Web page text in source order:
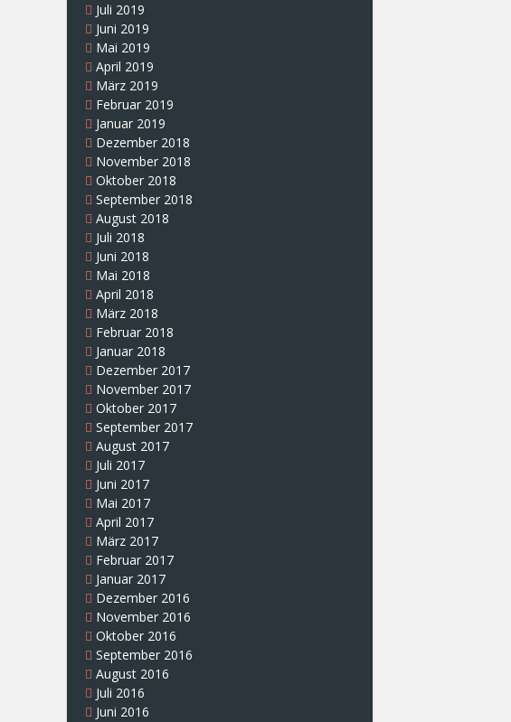
Juli 2019
Juni 2019
Mai 2019
April 2019
März 2019
Februar 2019
Januar 2019
Dezember 2018
November 2018
Oktober 2018
September 2018
August 2018
Juli 2018
Juni 2018
Mai 2018
April 2018
März 2018
Februar 2018
Januar 2018
Dezember 2017
November 2017
Oktober 2017
September 2017
August 2017
Juli 2017
Juni 2017
Mai 2017
April 2017
März 2017
Februar 2017
Januar 2017
Dezember 2016
November 2016
Oktober 2016
September 2016
August 2016
Juli 2016
Juni 2016